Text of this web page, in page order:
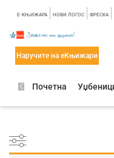
E-КЊИЖАРА НОВИ ЛОГОС ФРЕСКА
Наручите на еКњижари
Почетна